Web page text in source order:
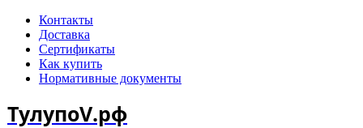
Контакты
Доставка
Сертификаты
Как купить
Нормативные документы
ТулупоV.рф